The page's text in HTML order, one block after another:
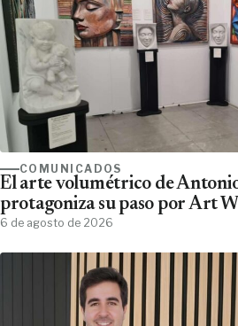
COMUNICADOS
El arte volumétrico de
protagoniza su paso por Art
6 de agosto de 2026